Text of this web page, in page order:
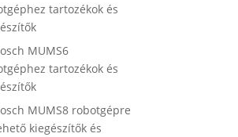
tartozékok és
MUMS6
tartozékok és
MUMS8 robotgépre
kiegészítők és